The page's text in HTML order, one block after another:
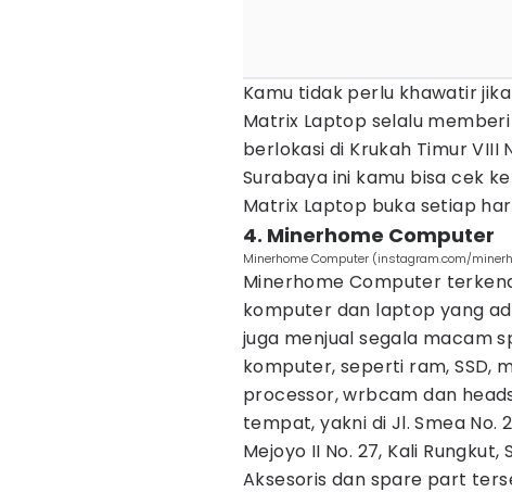
Kamu tidak perlu khawatir
Matrix Laptop selalu
berlokasi di Krukah Timur VIII
Surabaya ini kamu bisa cek
Matrix Laptop buka setiap
4. Minerhome Computer
Minerhome Computer (instagram.com/
Minerhome Computer
komputer dan laptop yang
juga menjual segala macam
komputer, seperti ram, SSD,
processor, wrbcam dan
tempat, yakni di Jl. Smea No.
Mejoyo II No. 27, Kali Rungkut,
Aksesoris dan spare part